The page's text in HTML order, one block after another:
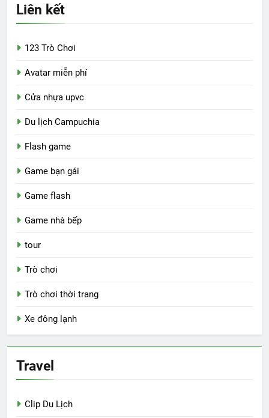
Liên kết
123 Trò Chơi
Avatar miễn phí
Cửa nhựa upvc
Du lịch Campuchia
Flash game
Game bạn gái
Game flash
Game nhà bếp
tour
Trò chơi
Trò chơi thời trang
Xe đông lạnh
Travel
Clip Du Lịch